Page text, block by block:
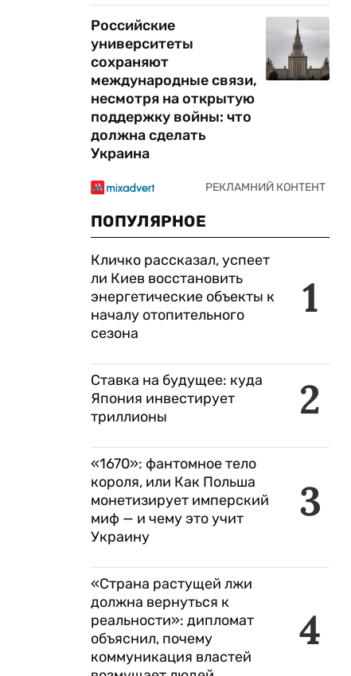
Российские
университеты
сохраняют
международные связи,
несмотря на открытую
поддержку войны: что
должна сделать
Украина
ПОПУЛЯРНОЕ
1
Кличко рассказал, успеет
ли Киев восстановить
энергетические объекты к
началу отопительного
сезона
2
Ставка на будущее: куда
Япония инвестирует
триллионы
3
«1670»: фантомное тело
короля, или Как Польша
монетизирует имперский
миф — и чему это учит
Украину
4
«Страна растущей лжи
должна вернуться к
реальности»: дипломат
объяснил, почему
коммуникация властей